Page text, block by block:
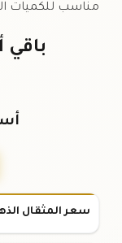
مناسب للكميات
سعر المثقال